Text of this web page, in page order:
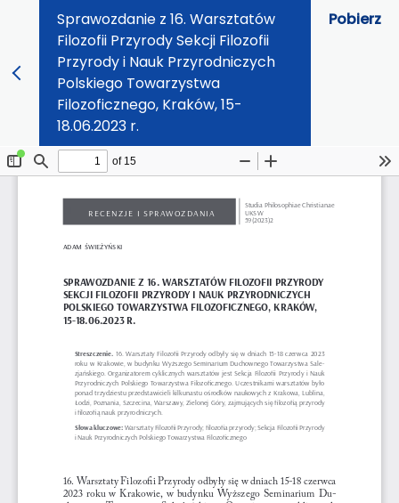
Sprawozdanie z 16. Warsztatów
Filozofii Przyrody Sekcji Filozofii
Przyrody i Nauk Przyrodniczych
Polskiego Towarzystwa
Filozoficznego, Kraków, 15-
18.06.2023 r.
Pobierz